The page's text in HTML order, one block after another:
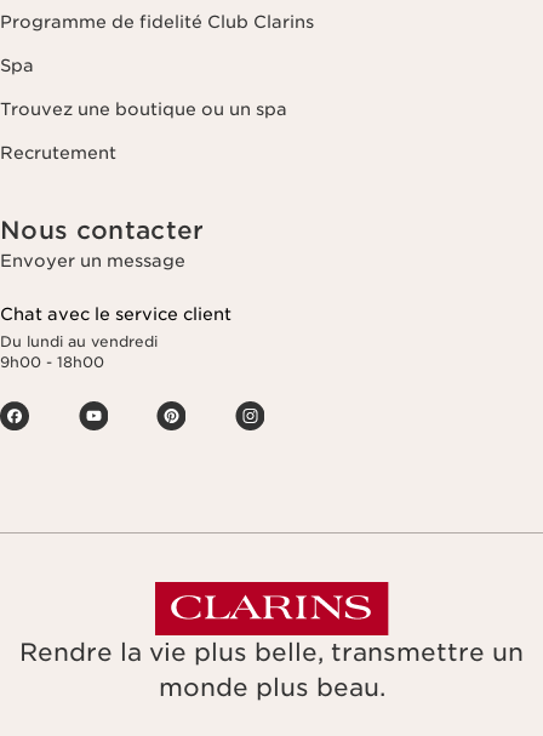
Programme de fidelité Club Clarins
Spa
Trouvez une boutique ou un spa
Recrutement
Nous contacter
Envoyer un message
Chat avec le service client
Du lundi au vendredi
9h00 - 18h00
Rendre la vie plus belle, transmettre un
monde plus beau.